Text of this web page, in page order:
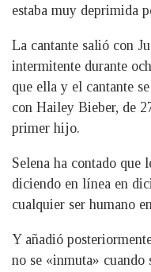
estaba muy deprimida
La cantante salió con
intermitente durante
que ella y el cantante
con Hailey Bieber, de
primer hijo.
Selena ha contado que
diciendo en línea en
cualquier ser humano
Y añadió
no se «inmuta» cuando